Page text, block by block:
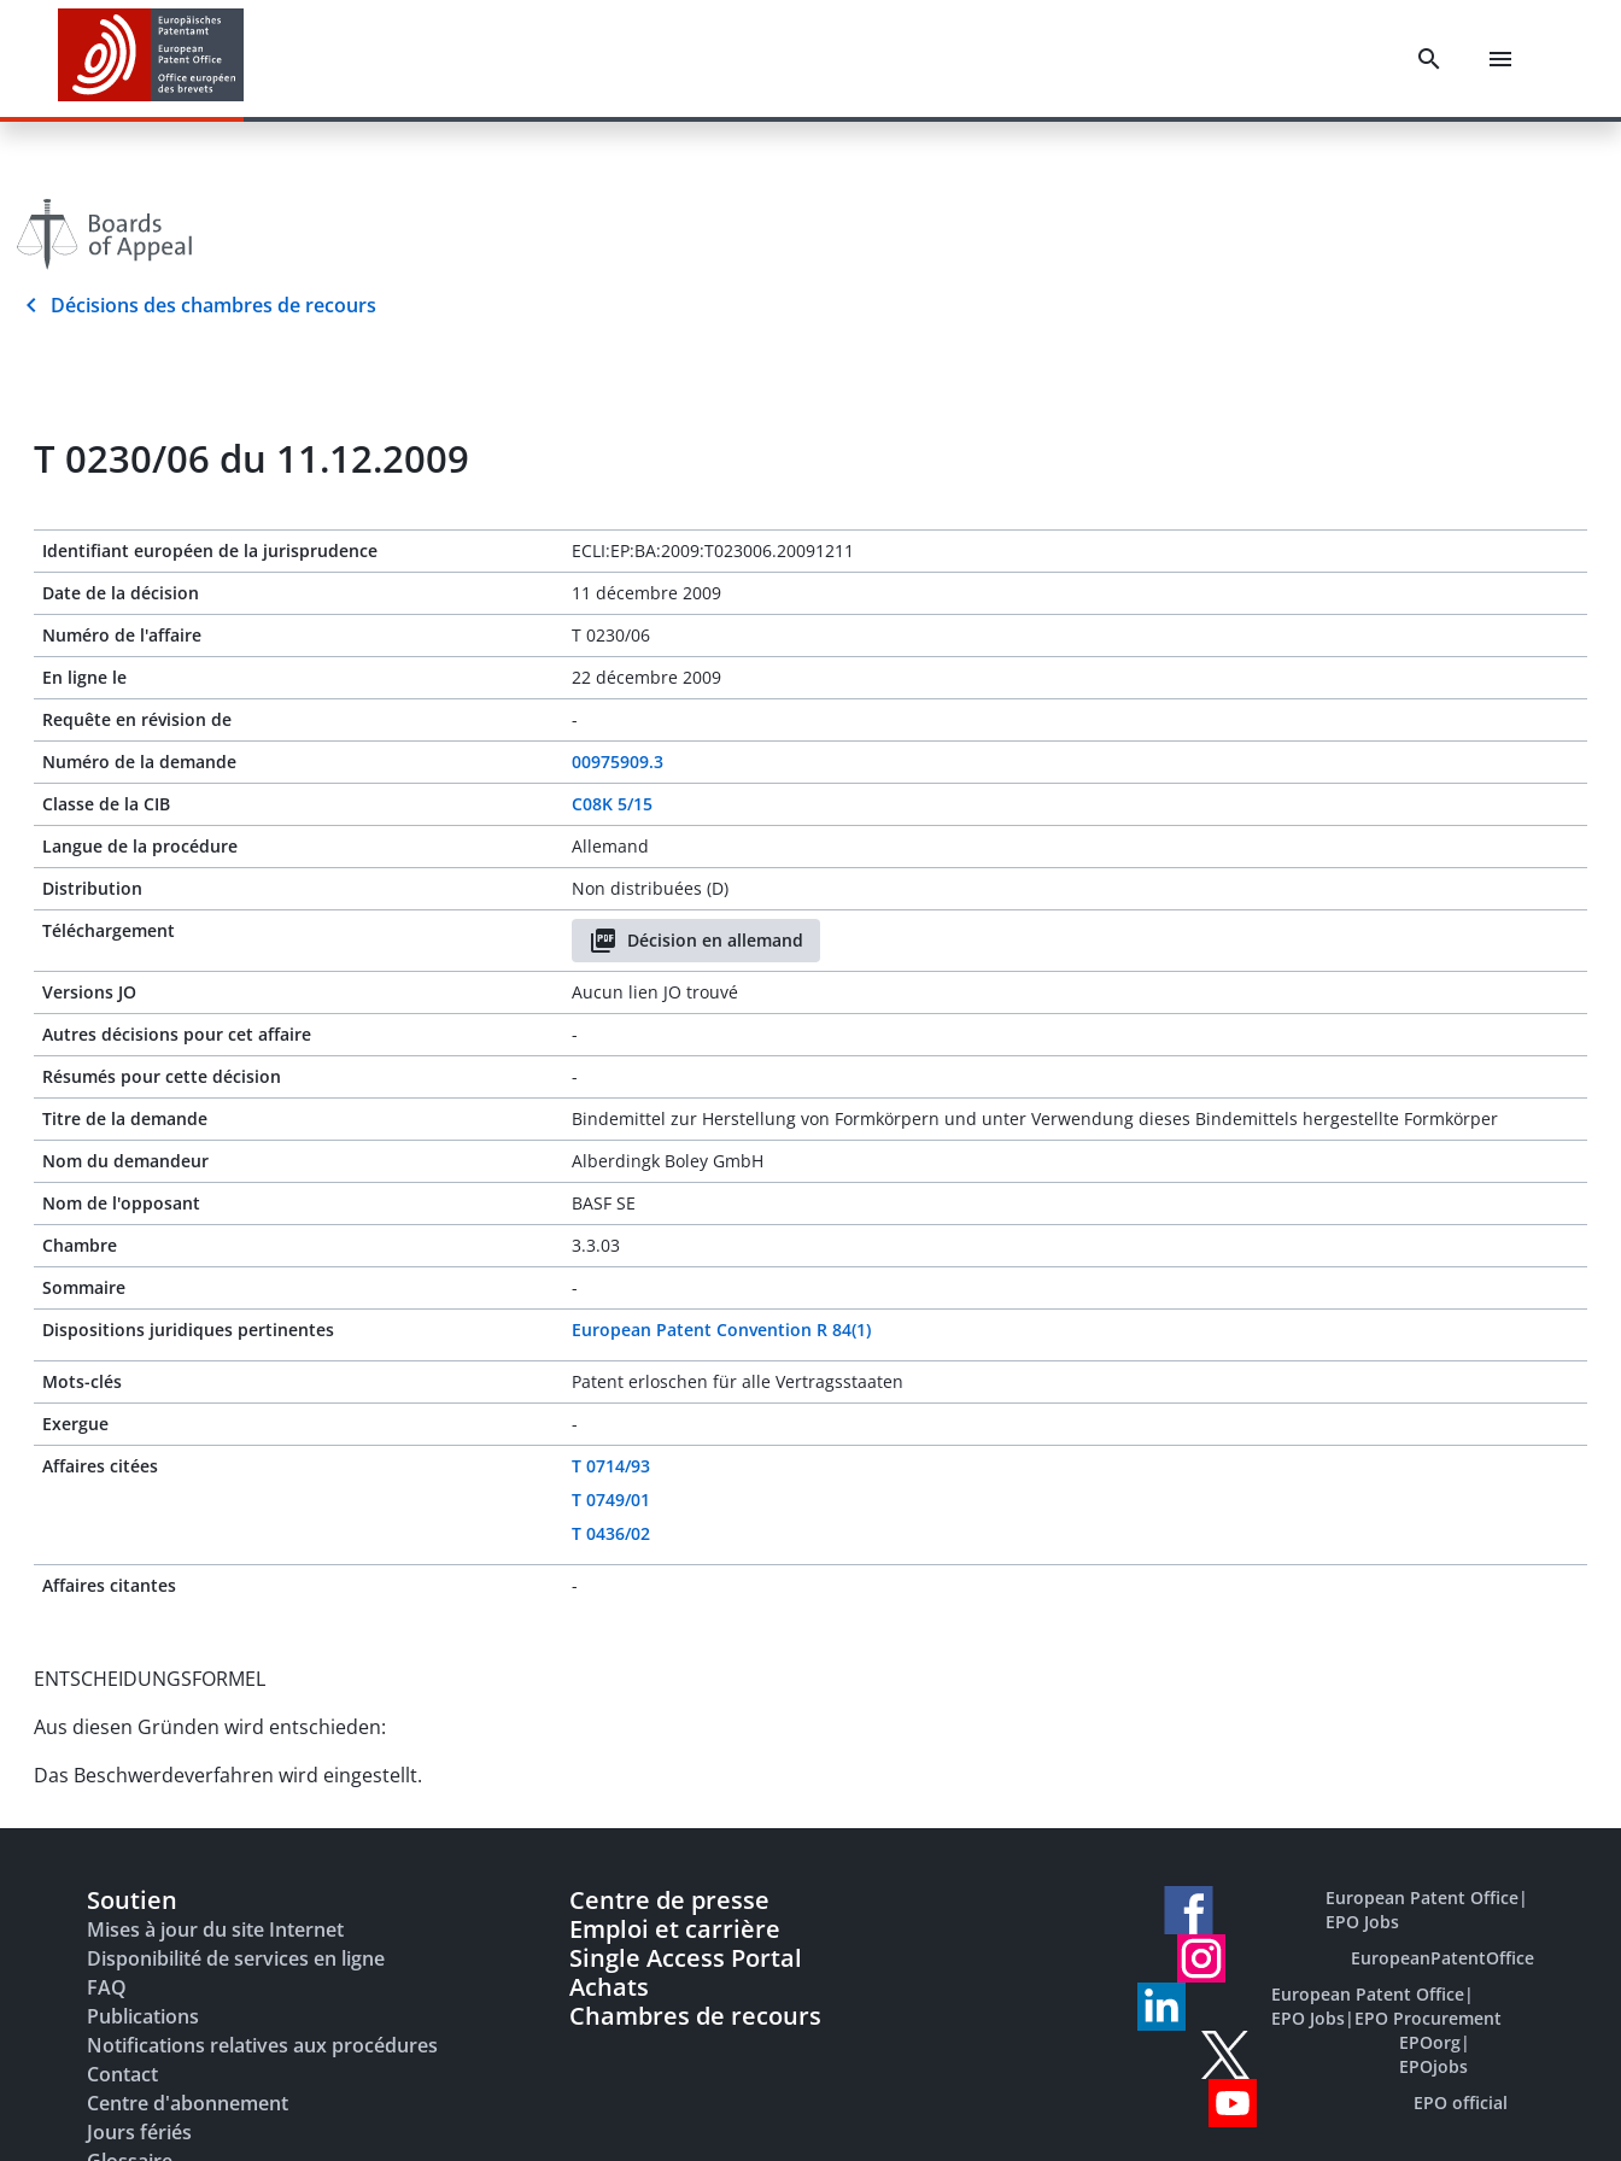
Décisions des chambres de recours
T 0230/06 du 11.12.2009
Identifiant européen de la jurisprudence
ECLI:EP:BA:2009:T023006.20091211
Date de la décision
11 décembre 2009
Numéro de l'affaire
T 0230/06
En ligne le
22 décembre 2009
Requête en révision de
-
Numéro de la demande
00975909.3
Classe de la CIB
C08K 5/15
Langue de la procédure
Allemand
Distribution
Non distribuées (D)
Téléchargement
Décision en allemand
Versions JO
Aucun lien JO trouvé
Autres décisions pour cet affaire
-
Résumés pour cette décision
-
Titre de la demande
Bindemittel zur Herstellung von Formkörpern und unter Verwendung dieses Bindemittels hergestellte Formkörper
Nom du demandeur
Alberdingk Boley GmbH
Nom de l'opposant
BASF SE
Chambre
3.3.03
Sommaire
-
Dispositions juridiques pertinentes
European Patent Convention R 84(1)
Mots-clés
Patent erloschen für alle Vertragsstaaten
Exergue
-
Affaires citées
T 0714/93
T 0749/01
T 0436/02
Affaires citantes -
ENTSCHEIDUNGSFORMEL
Aus diesen Gründen wird entschieden:
Das Beschwerdeverfahren wird eingestellt.
Soutien
Mises à jour du site Internet
Disponibilité de services en ligne
FAQ
Publications
Notifications relatives aux procédures
Contact
Centre d'abonnement
Jours fériés
Centre de presse
Emploi et carrière
Single Access Portal
Achats
Chambres de recours
European Patent Office|
EPO Jobs
EuropeanPatentOffice
European Patent Office|
EPO Jobs| EPO Procurement
EPOorg|
EPOjobs
EPO official